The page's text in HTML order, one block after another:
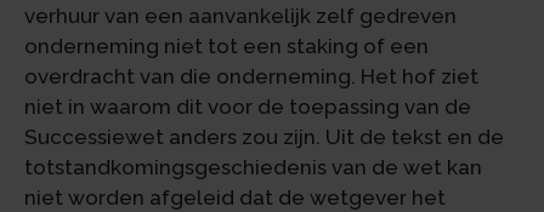
verhuur van een aanvankelijk zelf gedreven
onderneming niet tot een staking of een
overdracht van die onderneming. Het hof ziet
niet in waarom dit voor de toepassing van de
Successiewet anders zou zijn. Uit de tekst en de
totstandkomingsgeschiedenis van de wet kan
niet worden afgeleid dat de wetgever het